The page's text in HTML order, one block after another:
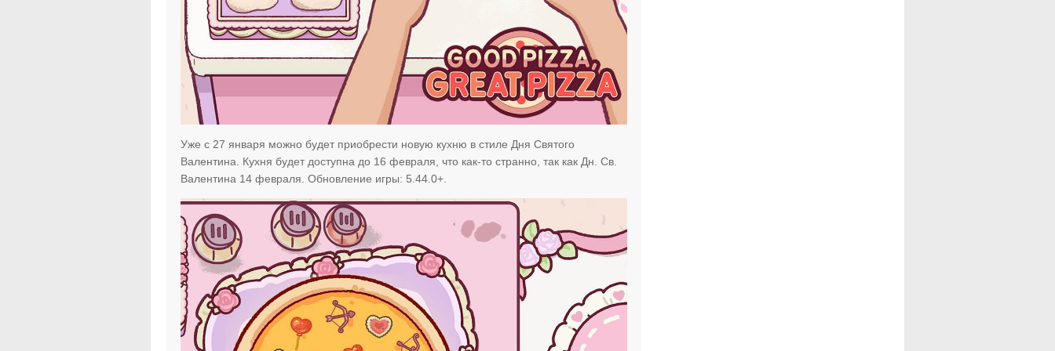
Уже с 27 января можно будет приобрести новую кухню в стиле Дня Святого
Валентина. Кухня будет доступна до 16 февраля, что как-то странно, так как Дн. Св.
Валентина 14 февраля. Обновление игры: 5.44.0+.